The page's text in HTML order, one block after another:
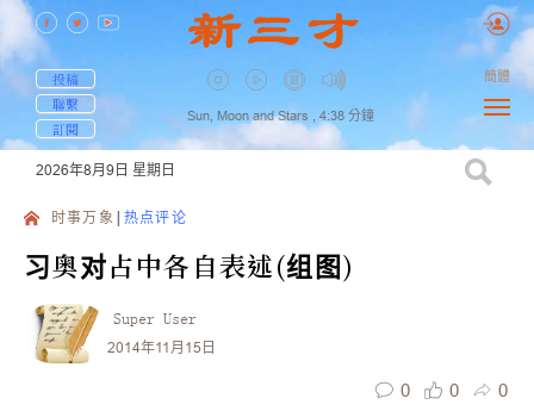
投稿
聯繫
訂閱
Sun, Moon and Stars , 4:38 分鐘
簡體
2026年8月9日 星期日
时事万象 热点评论
习奥对占中各自表述(组图)
Super User
2014年11月15日
0 0 0